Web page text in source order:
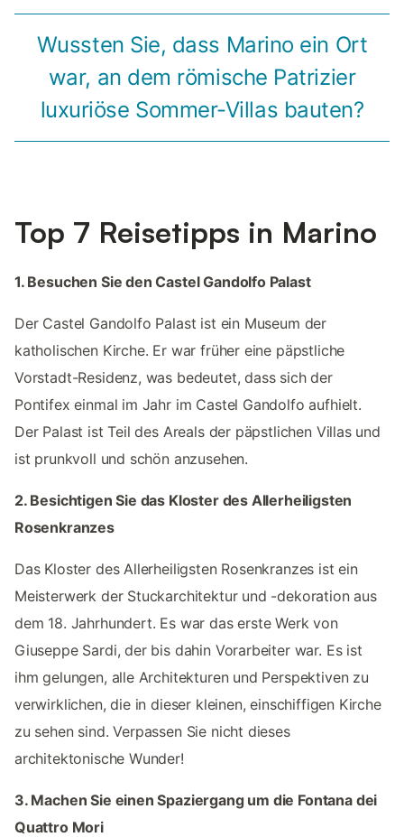
Wussten Sie, dass Marino ein Ort
war, an dem römische Patrizier
luxuriöse Sommer-Villas bauten?
Top 7 Reisetipps in Marino
1. Besuchen Sie den Castel Gandolfo Palast
Der Castel Gandolfo Palast ist ein Museum der
katholischen Kirche. Er war früher eine päpstliche
Vorstadt-Residenz, was bedeutet, dass sich der
Pontifex einmal im Jahr im Castel Gandolfo aufhielt.
Der Palast ist Teil des Areals der päpstlichen Villas und
ist prunkvoll und schön anzusehen.
2. Besichtigen Sie das Kloster des Allerheiligsten
Rosenkranzes
Das Kloster des Allerheiligsten Rosenkranzes ist ein
Meisterwerk der Stuckarchitektur und -dekoration aus
dem 18. Jahrhundert. Es war das erste Werk von
Giuseppe Sardi, der bis dahin Vorarbeiter war. Es ist
ihm gelungen, alle Architekturen und Perspektiven zu
verwirklichen, die in dieser kleinen, einschiffigen Kirche
zu sehen sind. Verpassen Sie nicht dieses
architektonische Wunder!
3. Machen Sie einen Spaziergang um die Fontana dei
Quattro Mori